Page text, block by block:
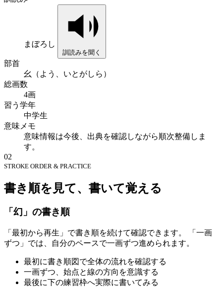
まぼろし
訓読みを聞く
部首
幺（よう、いとがしら）
総画数
4画
習う学年
中学生
意味メモ
意味情報は今後、出典を確認しながら順次整備しま
す。
02
STROKE ORDER & PRACTICE
書き順を見て、書いて覚える
「幻」の書き順
「最初から再生」で書き順を続けて確認できます。 「一画
ずつ」では、自分のペースで一画ずつ進められます。
最初に書き順図で全体の流れを確認する
一画ずつ、始点と線の方向を意識する
最後に下の練習枠へ実際に書いてみる